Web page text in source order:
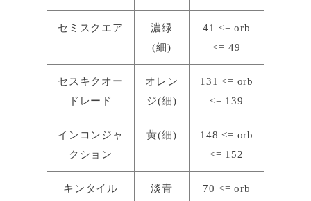
セミスクエア
濃緑
(細)
41 <= orb
<= 49
セスキクオー
ドレード
オレン
ジ(細)
131 <= orb
<= 139
インコンジャ
クション
黄(細)
148 <= orb
<= 152
キンタイル
淡青
70 <= orb